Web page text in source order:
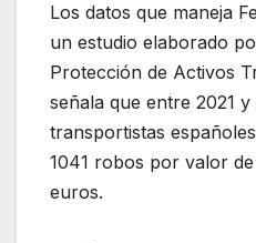
Los datos que maneja
un estudio elaborado
Protección de Activos
señala que entre 2021 y
transportistas
1041 robos por valor de
euros.